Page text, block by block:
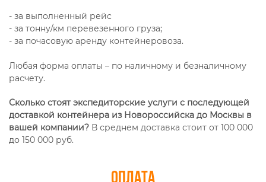
- за выполненный рейс
- за тонну/км перевезенного груза;
- за почасовую аренду контейнеровоза.
Любая форма оплаты – по наличному и безналичному
расчету.
Сколько стоят экспедиторские услуги с последующей
доставкой контейнера из Новороссийска до Москвы в
вашей компании? В среднем доставка стоит от 100 000
до 150 000 руб.